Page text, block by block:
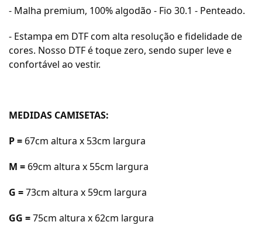
- Malha premium, 100% algodão - Fio 30.1 - Penteado.
- Estampa em DTF com alta resolução e fidelidade de
cores. Nosso DTF é toque zero, sendo super leve e
confortável ao vestir.
MEDIDAS CAMISETAS:
P = 67cm altura x 53cm largura
M = 69cm altura x 55cm largura
G =73cm altura x 59cm largura
GG =75cm altura x 62cm largura